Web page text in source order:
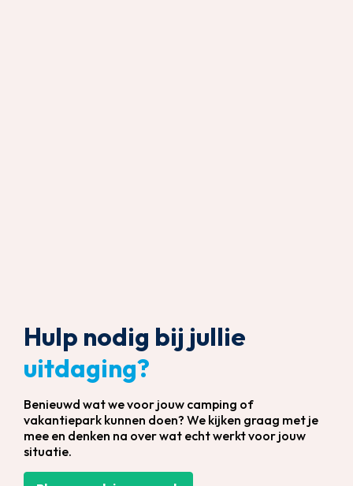
Hulp nodig bij jullie
uitdaging?
Benieuwd wat we voor jouw camping of
vakantiepark kunnen doen? We kijken graag met je
mee en denken na over wat echt werkt voor jouw
situatie.